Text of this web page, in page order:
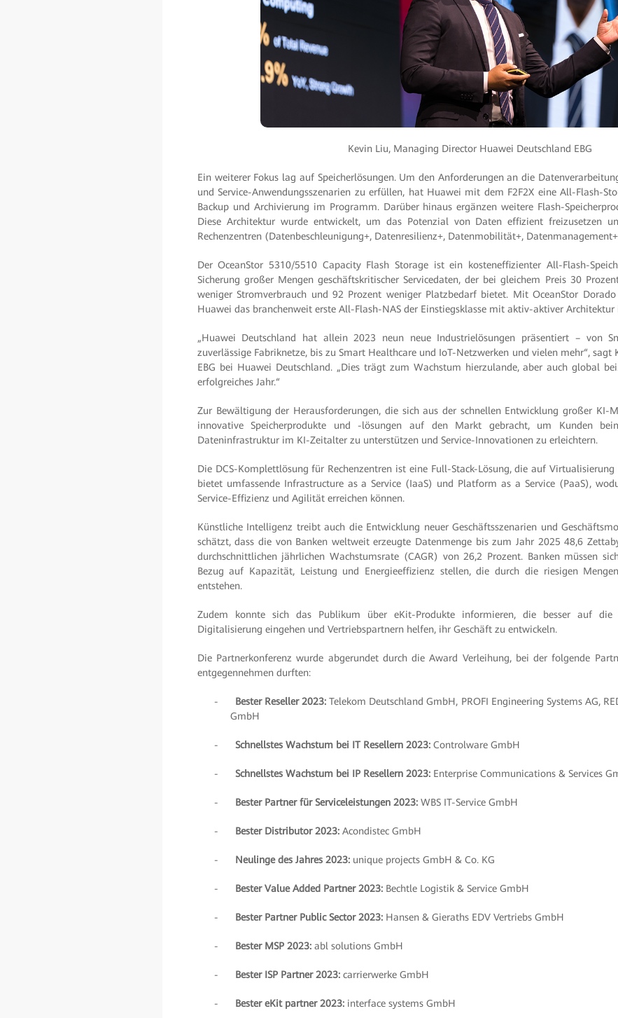
Kevin Liu, Managing Director Huawei Deutschland EBG
Ein weiterer Fokus lag auf Speicherlösungen. Um den Anforderungen an die
und Service-Anwendungsszenarien zu erfüllen, hat Huawei mit dem F2F2X eine All-Flash-
Backup und Archivierung im Programm. Darüber hinaus ergänzen weitere Flash-
Diese Architektur wurde entwickelt, um das Potenzial von Daten effizient freizusetzen
Rechenzentren (Datenbeschleunigung+, Datenresilienz+, Datenmobilität+,
Der OceanStor 5310/5510 Capacity Flash Storage ist ein kosteneffizienter All-Flash-
Sicherung großer Mengen geschäftskritischer Servicedaten, der bei gleichem Preis 30
weniger Stromverbrauch und 92 Prozent weniger Platzbedarf bietet. Mit OceanStor
Huawei das branchenweit erste All-Flash-NAS der Einstiegsklasse mit aktiv-aktiver
„Huawei Deutschland hat allein 2023 neun neue Industrielösungen präsentiert – von
zuverlässige Fabriknetze, bis zu Smart Healthcare und IoT-Netzwerken und vielen mehr“,
EBG bei Huawei Deutschland. „Dies trägt zum Wachstum hierzulande, aber auch global
erfolgreiches Jahr.“
Zur Bewältigung der Herausforderungen, die sich aus der schnellen Entwicklung großer KI-
innovative Speicherprodukte und -lösungen auf den Markt gebracht, um Kunden
Dateninfrastruktur im KI-Zeitalter zu unterstützen und Service-Innovationen zu erleichtern.
Die DCS-Komplettlösung für Rechenzentren ist eine Full-Stack-Lösung, die auf
bietet umfassende Infrastructure as a Service (IaaS) und Platform as a Service (PaaS),
Service-Effizienz und Agilität erreichen können.
Künstliche Intelligenz treibt auch die Entwicklung neuer Geschäftsszenarien und
schätzt, dass die von Banken weltweit erzeugte Datenmenge bis zum Jahr 2025 48,6
durchschnittlichen jährlichen Wachstumsrate (CAGR) von 26,2 Prozent. Banken müssen
Bezug auf Kapazität, Leistung und Energieeffizienz stellen, die durch die riesigen
entstehen.
Zudem konnte sich das Publikum über eKit-Produkte informieren, die besser auf die
Digitalisierung eingehen und Vertriebspartnern helfen, ihr Geschäft zu entwickeln.
Die Partnerkonferenz wurde abgerundet durch die Award Verleihung, bei der folgende
entgegennehmen durften:
- Bester Reseller 2023: Telekom Deutschland GmbH, PROFI Engineering Systems AG,
GmbH
- Schnellstes Wachstum bei IT Resellern 2023:Controlware GmbH
- Schnellstes Wachstum bei IP Resellern 2023:Enterprise Communications & Services
- Bester Partner für Serviceleistungen 2023:WBS IT-Service GmbH
- Bester Distributor 2023:Acondistec GmbH
- Neulinge des Jahres 2023:unique projects GmbH & Co. KG
- Bester Value Added Partner 2023:Bechtle Logistik & Service GmbH
- Bester Partner Public Sector 2023:Hansen & Gieraths EDV Vertriebs GmbH
- Bester MSP 2023:abl solutions GmbH
- Bester ISP Partner 2023:carrierwerke GmbH
- Bester eKit partner 2023:interface systems GmbH